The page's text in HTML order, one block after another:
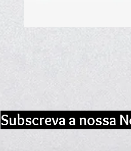
Subscreva a nossa